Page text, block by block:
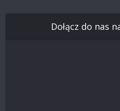
Dołącz do nas